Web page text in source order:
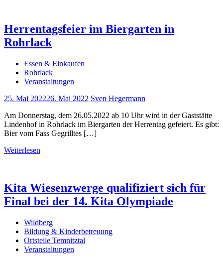
Herrentagsfeier im Biergarten in
Rohrlack
Essen & Einkaufen
Rohrlack
Veranstaltungen
25. Mai 202226. Mai 2022 Sven Hegermann
Am Donnerstag, dem 26.05.2022 ab 10 Uhr wird in der Gaststätte
Lindenhof in Rohrlack im Biergarten der Herrentag gefeiert. Es gibt:
Bier vom Fass Gegrilltes […]
Weiterlesen
Kita Wiesenzwerge qualifiziert sich für
Final bei der 14. Kita Olympiade
Wildberg
Bildung & Kinderbetreuung
Ortsteile Temnitztal
Veranstaltungen